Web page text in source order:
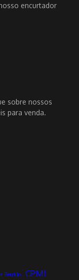
encurtador
sobre nossos
para venda.
Petrillo CPMI